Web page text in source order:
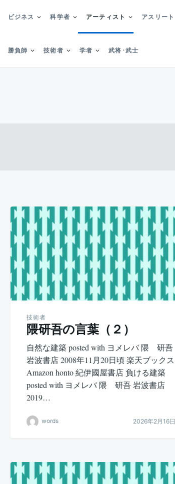
ビジネス 科学者 アーティスト アスリート
勝負師 技術者 学者 武将･武士
技術者
隈研吾の言葉（２）
自然な建築 posted with ヨメレバ 隈 研吾
岩波書店 2008年11月20日頃 楽天ブックス
Amazon honto 紀伊國屋書店 負ける建築
posted with ヨメレバ 隈 研吾 岩波書店
2019…
words 2026年2月16日